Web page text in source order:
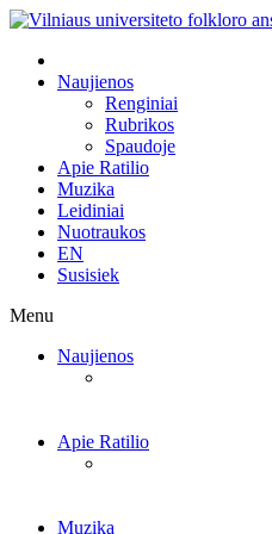
Naujienos
Renginiai
Rubrikos
Spaudoje
Apie Ratilio
Muzika
Leidiniai
Nuotraukos
EN
Susisiek
Menu
Naujienos
Apie Ratilio
Muzika